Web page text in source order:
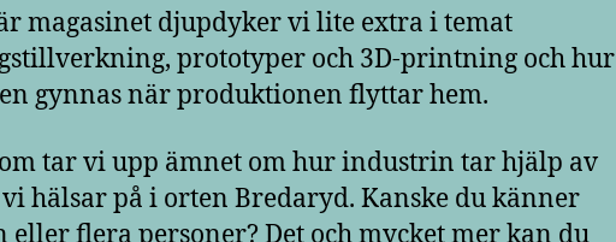
magasinet djupdyker vi lite extra i temat
prototyper och 3D-printning och hur
gynnas när produktionen flyttar hem.
tar vi upp ämnet om hur industrin tar hjälp av
hälsar på i orten Bredaryd. Kanske du känner
eller flera personer? Det och mycket mer kan du